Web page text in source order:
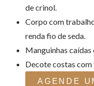
de crinol.
Corpo com
renda fio de seda.
Manguinhas caídas
Decote costas
AGENDE